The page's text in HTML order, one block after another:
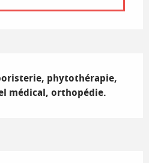
phytothérapie,
médical, orthopédie.